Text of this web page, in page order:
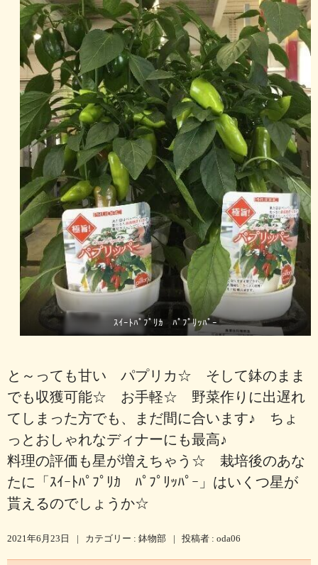
ｽｲｰﾄﾊﾟﾌﾟﾘｶ ﾊﾟﾌﾟﾘｯﾊﾟｰ
と～っても甘い パプリカ☆ そして鉢のまま
でも収獲可能☆ お手軽☆ 野菜作りに出遅れ
てしまった方でも、まだ間に合います♪ ちょ
っとおしゃれなディナーにも最高♪
料理の評価も星が増えちゃう☆ 栽培後のあな
たに「ｽｲｰﾄﾊﾟﾌﾟﾘｶ ﾊﾟﾌﾟﾘｯﾊﾟｰ」はいくつ星が
貰えるのでしょうか☆
2021年6月23日 | カテゴリー : 鉢物部 | 投稿者 : oda06